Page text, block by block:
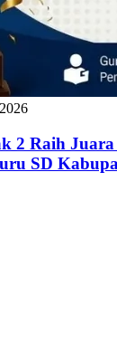
2 Raih
SD